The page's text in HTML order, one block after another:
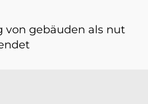
von gebäuden als nut